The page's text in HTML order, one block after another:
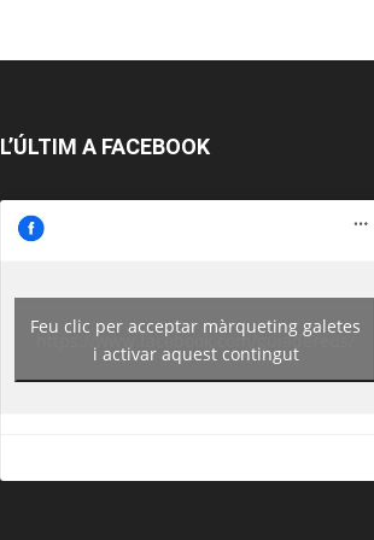
L’ÚLTIM A FACEBOOK
https://www.facebook.com/guiadereus/
Feu clic per acceptar màrqueting galetes
i activar aquest contingut